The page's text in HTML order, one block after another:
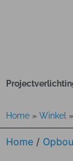
Home » Winkel »
Home /